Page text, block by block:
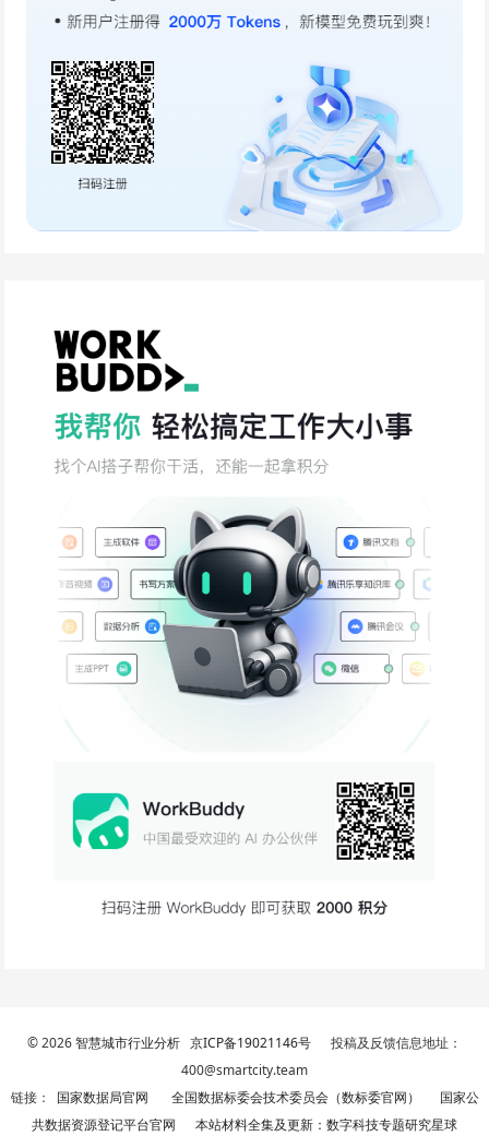
© 2026智慧城市行业分析 京ICP备19021146号
投稿及反馈信息地址：
400@smartcity.team
链接：
国家数据局官网 全国数据标委会技术委员会（数标委官网）
国家公
共数据资源登记平台官网
本站材料全集及更新：数字科技专题研究星球